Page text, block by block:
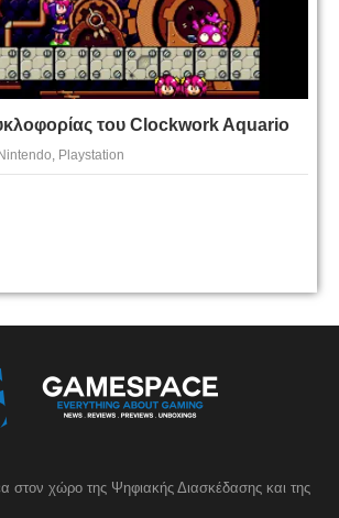
του Clockwork Aquario
Nintendo, Playstation
στον χώρο της Ψηφιακής Διασκέδασης και της